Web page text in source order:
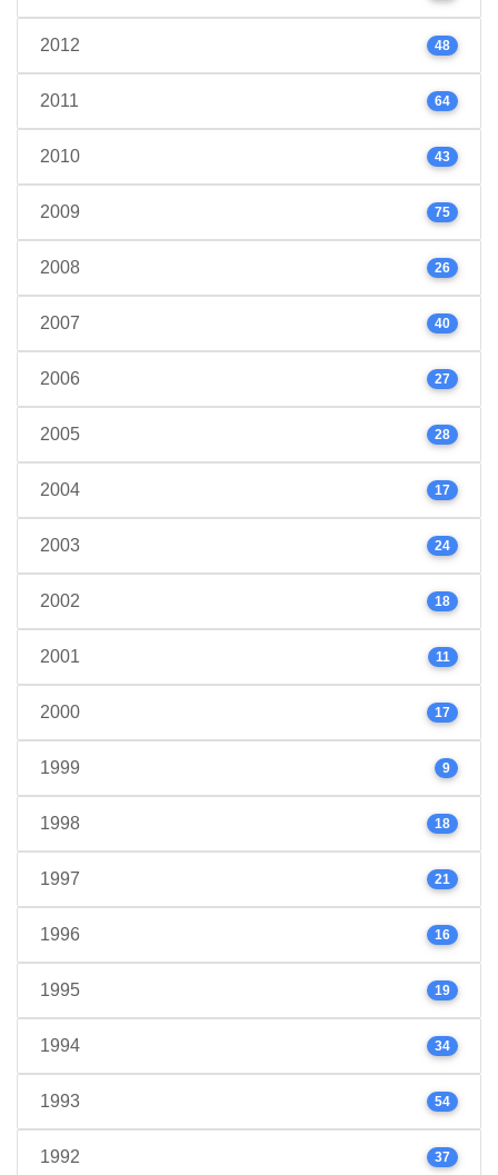
2012 48
2011 64
2010 43
2009 75
2008 26
2007 40
2006 27
2005 28
2004 17
2003 24
2002 18
2001 11
2000 17
1999 9
1998 18
1997 21
1996 16
1995 19
1994 34
1993 54
1992 37